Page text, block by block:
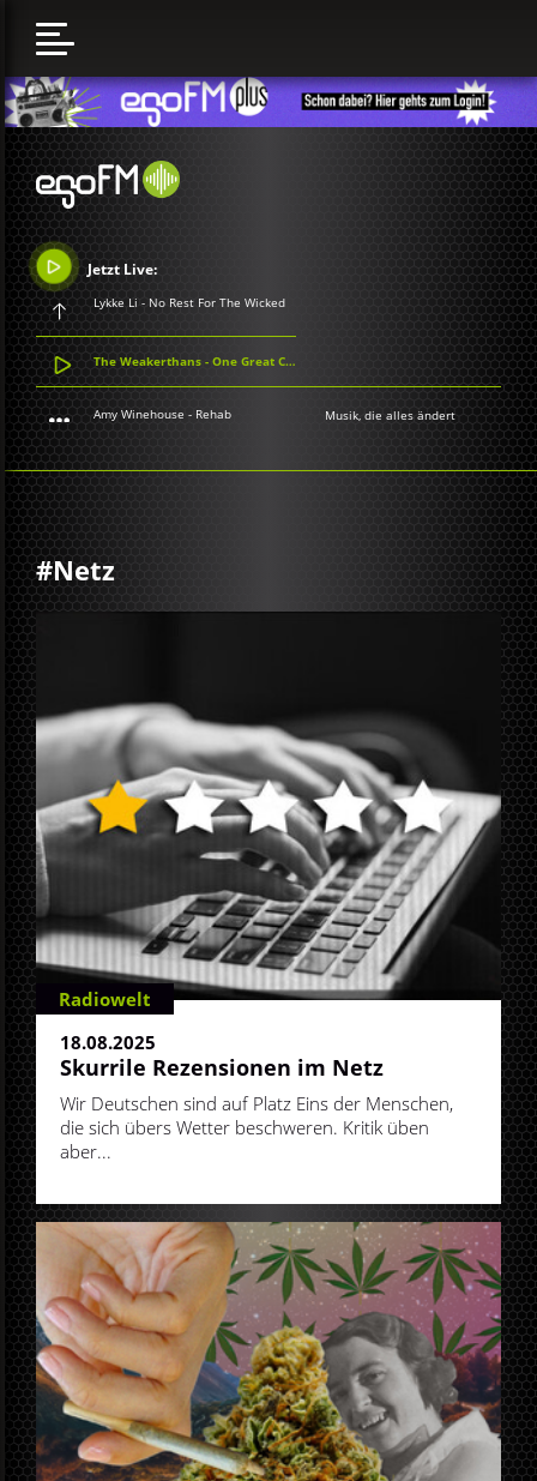
Jetzt Live:
Lykke Li - No Rest For The Wicked
The Weakerthans - One Great City!
Amy Winehouse - Rehab Musik, die alles ändert
#Netz
Radiowelt
18.08.2025
Skurrile Rezensionen im Netz
Wir Deutschen sind auf Platz Eins der Menschen,
die sich übers Wetter beschweren. Kritik üben
aber...